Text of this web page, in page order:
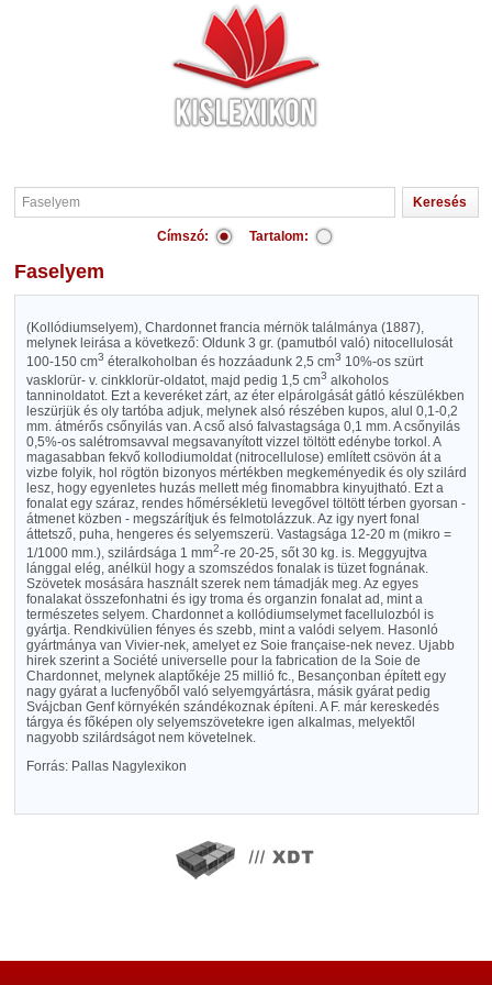
Címszó: Tartalom:
Faselyem
(Kollódiumselyem), Chardonnet francia mérnök találmánya (1887),
melynek leirása a következő: Oldunk 3 gr. (pamutból való) nitocellulosát
100-150 cm3 éteralkoholban és hozzáadunk 2,5 cm3 10%-os szürt
vasklorür- v. cinkklorür-oldatot, majd pedig 1,5 cm3 alkoholos
tanninoldatot. Ezt a keveréket zárt, az éter elpárolgását gátló készülékben
leszürjük és oly tartóba adjuk, melynek alsó részében kupos, alul 0,1-0,2
mm. átmérős csőnyilás van. A cső alsó falvastagsága 0,1 mm. A csőnyilás
0,5%-os salétromsavval megsavanyított vizzel töltött edénybe torkol. A
magasabban fekvő kollodiumoldat (nitrocellulose) említett csövön át a
vizbe folyik, hol rögtön bizonyos mértékben megkeményedik és oly szilárd
lesz, hogy egyenletes huzás mellett még finomabbra kinyujtható. Ezt a
fonalat egy száraz, rendes hőmérsékletü levegővel töltött térben gyorsan -
átmenet közben - megszárítjuk és felmotolázzuk. Az igy nyert fonal
áttetsző, puha, hengeres és selyemszerü. Vastagsága 12-20 m(mikro =
1/1000 mm.), szilárdsága 1 mm2-re 20-25, sőt 30 kg. is. Meggyujtva
lánggal elég, anélkül hogy a szomszédos fonalak is tüzet fognának.
Szövetek mosására használt szerek nem támadják meg. Az egyes
fonalakat összefonhatni és igy troma és organzin fonalat ad, mint a
természetes selyem. Chardonnet a kollódiumselymet facellulozból is
gyártja. Rendkivülien fényes és szebb, mint a valódi selyem. Hasonló
gyártmánya van Vivier-nek, amelyet ez Soie française-nek nevez. Ujabb
hirek szerint a Société universelle pour la fabrication de la Soie de
Chardonnet, melynek alaptőkéje 25 millió fc., Besançonban épített egy
nagy gyárat a lucfenyőből való selyemgyártásra, másik gyárat pedig
Svájcban Genf környékén szándékoznak építeni. A F. már kereskedés
tárgya és főképen oly selyemszövetekre igen alkalmas, melyektől
nagyobb szilárdságot nem követelnek.
Forrás: Pallas Nagylexikon